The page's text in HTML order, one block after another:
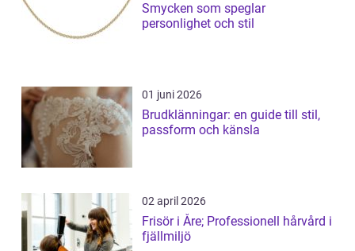
Smycken som speglar
personlighet och stil
01 juni 2026
Brudklänningar: en guide till stil,
passform och känsla
02 april 2026
Frisör i Åre; Professionell hårvård i
fjällmiljö